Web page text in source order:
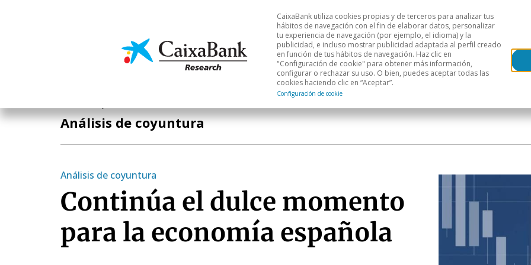
Economía y mercados Análisis sectorial Áreas geográficas
CaixaBank utiliza cookies propias y de terceros para analizar tus
hábitos de navegación con el fin de elaborar datos, personalizar
tu experiencia de navegación (por ejemplo, el idioma) y la
publicidad, e incluso mostrar publicidad adaptada al perfil creado
en función de tus hábitos de navegación. Haz clic en
"Configuración de cookie" para obtener más información,
configurar o rechazar su uso. O bien, puedes aceptar todas las
cookies haciendo clic en “Aceptar”.
Configuración de cookie
Análisis de coyuntura
Análisis de coyuntura
Continúa el dulce momento
para la economía española